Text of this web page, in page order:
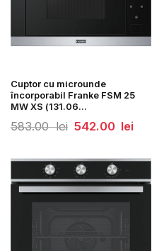
Cuptor cu microunde
încorporabil Franke FSM 25
MW XS (131.06...
583.00lei Prețul
inițial
583.00
lei.
542.00 leiPrețul
curent
lei.